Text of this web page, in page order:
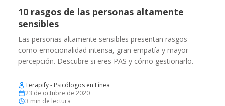
10 rasgos de las personas altamente
sensibles
Las personas altamente sensibles presentan rasgos
como emocionalidad intensa, gran empatía y mayor
percepción. Descubre si eres PAS y cómo gestionarlo.
Terapify - Psicólogos en Línea
23 de octubre de 2020
3 min de lectura